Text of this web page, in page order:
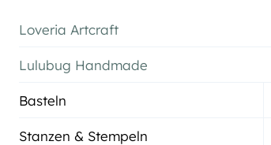
Loveria Artcraft
Lulubug Handmade
Basteln
Stanzen & Stempeln